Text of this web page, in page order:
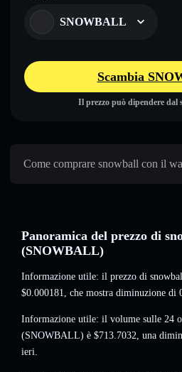
SNOWBALL
Scambia
Il prezzo può dipendere dal
Come comprare snowball con il
Panoramica del prezzo di
(SNOWBALL)
Informazione utile: il prezzo di
$0.000181, che mostra diminuzione di
Informazione utile: il volume sulle 24
(SNOWBALL) è $713.7032, una
ieri.